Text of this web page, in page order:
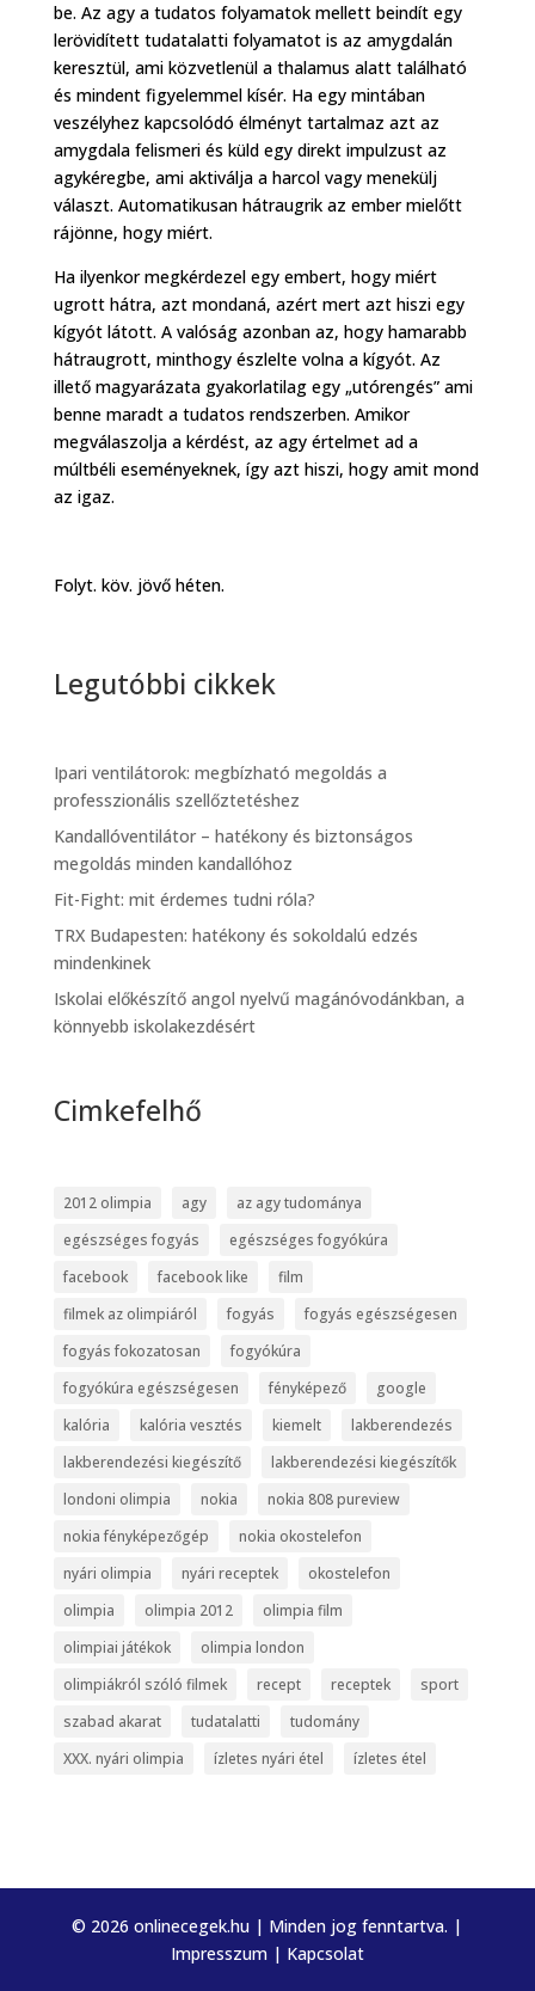
be. Az agy a tudatos folyamatok mellett beindít egy
lerövidített tudatalatti folyamatot is az amygdalán
keresztül, ami közvetlenül a thalamus alatt található
és mindent figyelemmel kísér. Ha egy mintában
veszélyhez kapcsolódó élményt tartalmaz azt az
amygdala felismeri és küld egy direkt impulzust az
agykéregbe, ami aktiválja a harcol vagy menekülj
választ. Automatikusan hátraugrik az ember mielőtt
rájönne, hogy miért.
Ha ilyenkor megkérdezel egy embert, hogy miért
ugrott hátra, azt mondaná, azért mert azt hiszi egy
kígyót látott. A valóság azonban az, hogy hamarabb
hátraugrott, minthogy észlelte volna a kígyót. Az
illető magyarázata gyakorlatilag egy „utórengés” ami
benne maradt a tudatos rendszerben. Amikor
megválaszolja a kérdést, az agy értelmet ad a
múltbéli eseményeknek, így azt hiszi, hogy amit mond
az igaz.
Folyt. köv. jövő héten.
Legutóbbi cikkek
Ipari ventilátorok: megbízható megoldás a
professzionális szellőztetéshez
Kandallóventilátor – hatékony és biztonságos
megoldás minden kandallóhoz
Fit-Fight: mit érdemes tudni róla?
TRX Budapesten: hatékony és sokoldalú edzés
mindenkinek
Iskolai előkészítő angol nyelvű magánóvodánkban, a
könnyebb iskolakezdésért
Cimkefelhő
2012 olimpia agy
az agy tudománya
egészséges fogyás
egészséges fogyókúra
facebook
facebook like
film
filmek az olimpiáról
fogyás
fogyás egészségesen
fogyás fokozatosan
fogyókúra
fogyókúra egészségesen
fényképező
google
kalória
kalória vesztés kiemelt
lakberendezés
lakberendezési kiegészítő
lakberendezési kiegészítők
londoni olimpia
nokia
nokia 808 pureview
nokia fényképezőgép
nokia okostelefon
nyári olimpia
nyári receptek
okostelefon
olimpia
olimpia 2012
olimpia film
olimpiai játékok
olimpia london
olimpiákról szóló filmek
recept receptek
sport
szabad akarat
tudatalatti
tudomány
XXX. nyári olimpia
ízletes nyári étel ízletes étel
© 2026 onlinecegek.hu | Minden jog fenntartva. |
Impresszum| Kapcsolat